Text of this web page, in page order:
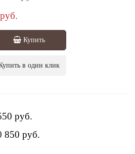
Купить
в один клик
руб.
850 руб.